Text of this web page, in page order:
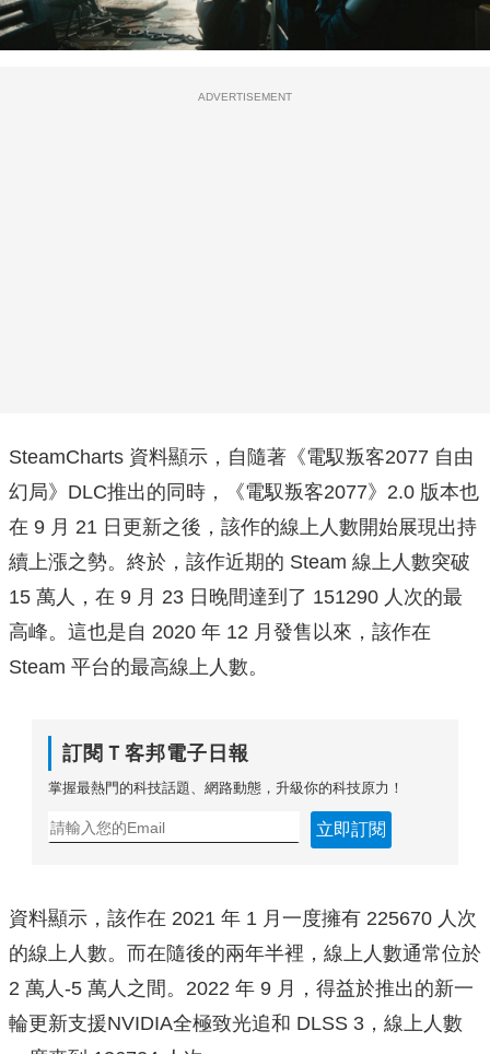
ADVERTISEMENT
SteamCharts 資料顯示，自隨著《電馭叛客2077 自由
幻局》DLC推出的同時，《電馭叛客2077》2.0 版本也
在 9 月 21 日更新之後，該作的線上人數開始展現出持
續上漲之勢。終於，該作近期的 Steam 線上人數突破
15 萬人，在 9 月 23 日晚間達到了 151290 人次的最
高峰。這也是自 2020 年 12 月發售以來，該作在
Steam 平台的最高線上人數。
訂閱Ｔ客邦電子日報
掌握最熱門的科技話題、網路動態，升級你的科技原力！
立即訂閱
資料顯示，該作在 2021 年 1 月一度擁有 225670 人次
的線上人數。而在隨後的兩年半裡，線上人數通常位於
2 萬人-5 萬人之間。2022 年 9 月，得益於推出的新一
輪更新支援NVIDIA全極致光追和 DLSS 3，線上人數